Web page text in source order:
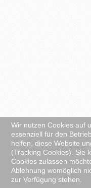
Wir nutzen Cookies auf
essenziell für den
helfen, diese Website
(Tracking Cookies). Sie
Cookies zulassen
Ablehnung womöglich
zur Verfügung stehen.